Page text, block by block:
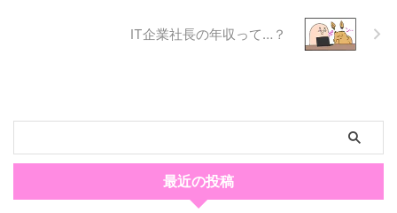
IT企業社長の年収って…？
最近の投稿